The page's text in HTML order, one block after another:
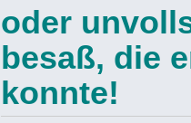
oder
besaß, die
konnte!